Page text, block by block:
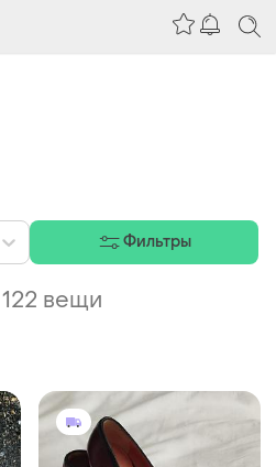
122 вещи
Фильтры